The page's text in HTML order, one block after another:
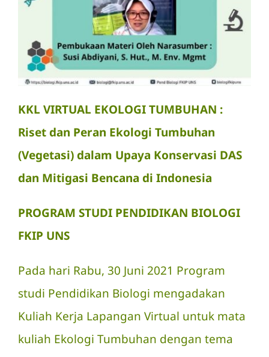
KKL VIRTUAL EKOLOGI TUMBUHAN :
Riset dan Peran Ekologi Tumbuhan
(Vegetasi) dalam Upaya Konservasi DAS
dan Mitigasi Bencana di Indonesia
PROGRAM STUDI PENDIDIKAN BIOLOGI
FKIP UNS
Pada hari Rabu, 30 Juni 2021 Program
studi Pendidikan Biologi mengadakan
Kuliah Kerja Lapangan Virtual untuk mata
kuliah Ekologi Tumbuhan dengan tema